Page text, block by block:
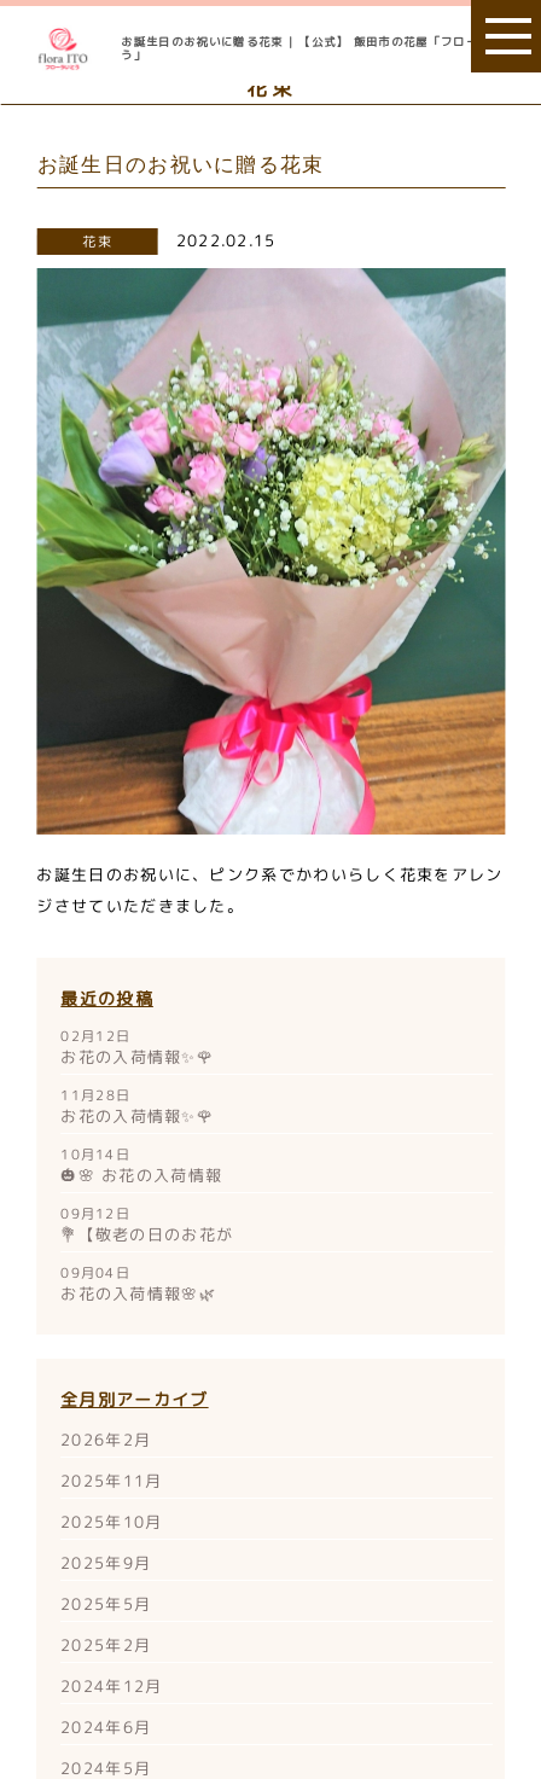
お誕生日のお祝いに贈る花束 | 【公式】 飯田市の花屋「フローラいと
う」
花束
お誕生日のお祝いに贈る花束
花束 2022.02.15
お誕生日のお祝いに、ピンク系でかわいらしく花束をアレン
ジさせていただきました。
最近の投稿
02月12日
お花の入荷情報✨🌹
11月28日
お花の入荷情報✨🌹
10月14日
🎃🌸 お花の入荷情報
09月12日
💐【敬老の日のお花が
09月04日
お花の入荷情報🌸🌿
全月別アーカイブ
2026年2月
2025年11月
2025年10月
2025年9月
2025年5月
2025年2月
2024年12月
2024年6月
2024年5月